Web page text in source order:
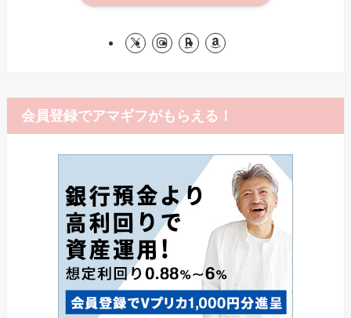
会員登録でアマギフがもらえる！